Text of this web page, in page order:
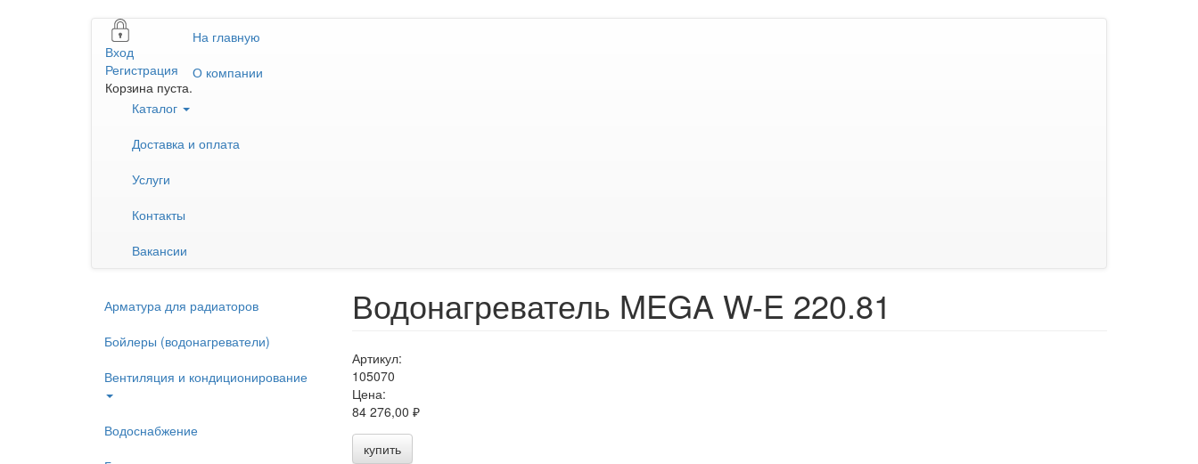
Вход
Регистрация
Корзина пуста.
На главную
О компании
Каталог
Доставка и оплата
Услуги
Контакты
Вакансии
Арматура для радиаторов
Бойлеры (водонагреватели)
Вентиляция и кондиционирование
Водоснабжение
Водонагреватель MEGA W-E 220.81
Артикул:
105070
Цена:
84 276,00 ₽
купить